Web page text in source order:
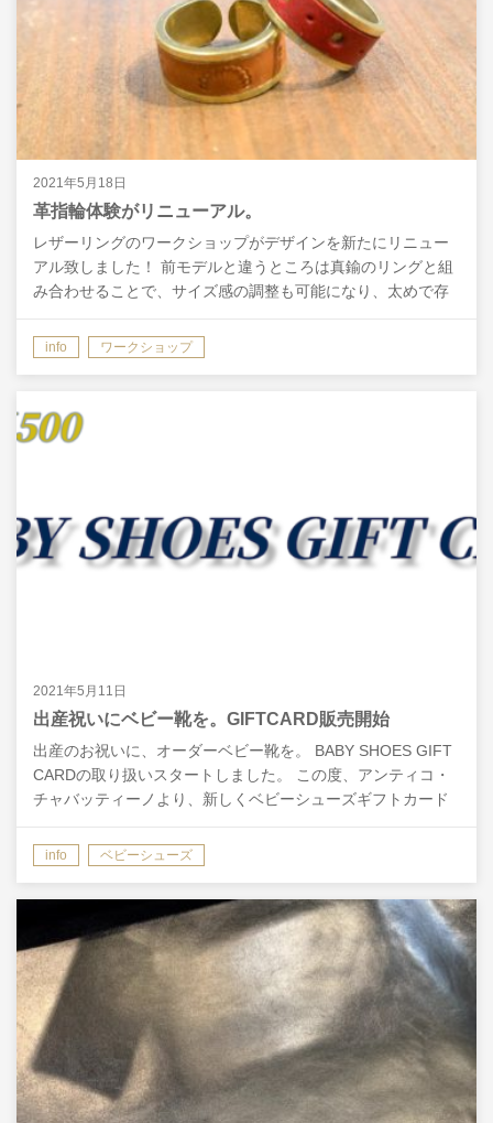
2021年5月18日
革指輪体験がリニューアル。
レザーリングのワークショップがデザインを新たにリニュー
アル致しました！ 前モデルと違うところは真鍮のリングと組
み合わせることで、サイズ感の調整も可能になり、太めで存
た…
info ワークショップ
2021年5月11日
出産祝いにベビー靴を。GIFTCARD販売開始
出産のお祝いに、オーダーベビー靴を。 BABY SHOES GIFT
CARDの取り扱いスタートしました。 この度、アンティコ・
チャバッティーノより、新しくベビーシューズギフトカード
info ベビーシューズ